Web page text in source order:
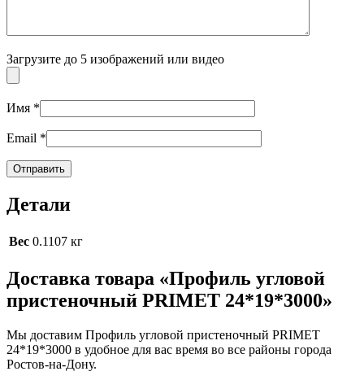
Загрузите до 5 изображений или видео
Имя *
Email *
Детали
Вес 0.1107 кг
Доставка товара «Профиль угловой
пристеночный PRIMET 24*19*3000»
Мы доставим Профиль угловой пристеночный PRIMET
24*19*3000 в удобное для вас время во все районы города
Ростов-на-Дону.